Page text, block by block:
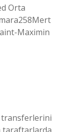
Orta
Maximin
transferlerini